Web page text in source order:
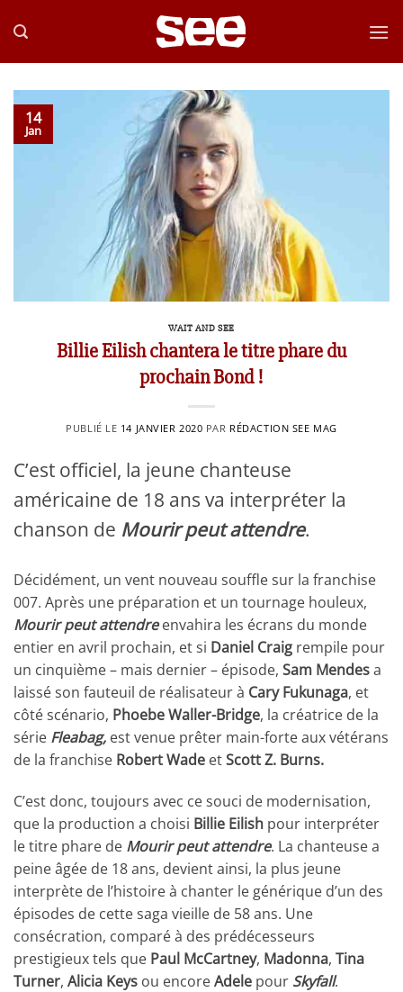
au
14
Jan
WAIT AND SEE
Billie Eilish chantera le titre phare du
prochain Bond !
PUBLIÉ LE 14 JANVIER 2020 PAR RÉDACTION SEE MAG
C’est officiel, la jeune chanteuse
américaine de 18 ans va interpréter la
chanson de Mourir peut attendre.
Décidément, un vent nouveau souffle sur la franchise
007. Après une préparation et un tournage houleux,
Mourir peut attendreenvahira les écrans du monde
entier en avril prochain, et si Daniel Craig rempile pour
un cinquième – mais dernier – épisode, Sam Mendesa
laissé son fauteuil de réalisateur à Cary Fukunaga, et
côté scénario, Phoebe Waller-Bridge, la créatrice de la
série Fleabag, est venue prêter main-forte aux vétérans
de la franchise Robert Wade etScott Z. Burns.
C’est donc, toujours avec ce souci de modernisation,
que la production a choisi Billie Eilish pour interpréter
le titre phare de Mourir peut attendre. La chanteuse a
peine âgée de 18 ans, devient ainsi, la plus jeune
interprète de l’histoire à chanter le générique d’un des
épisodes de cette saga vieille de 58 ans. Une
consécration, comparé à des prédécesseurs
prestigieux tels que Paul McCartney, Madonna, Tina
Turner, Alicia Keys ou encoreAdele pour Skyfall.